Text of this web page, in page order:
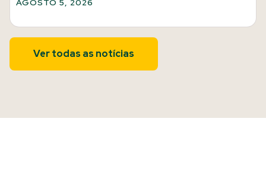
AGOSTO 5, 2026
Ver todas as notícias